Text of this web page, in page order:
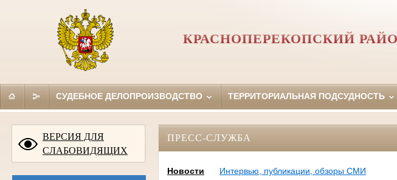
КРАСНОПЕРЕКОПСКИЙ
СУДЕБНОЕ ДЕЛОПРОИЗВОДСТВО ТЕРРИТОРИАЛЬНАЯ ПОДСУДНОСТЬ
ВЕРСИЯ ДЛЯ
СЛАБОВИДЯЩИХ
ПРЕСС-СЛУЖБА
Новости
Интервью, публикации, обзоры СМИ